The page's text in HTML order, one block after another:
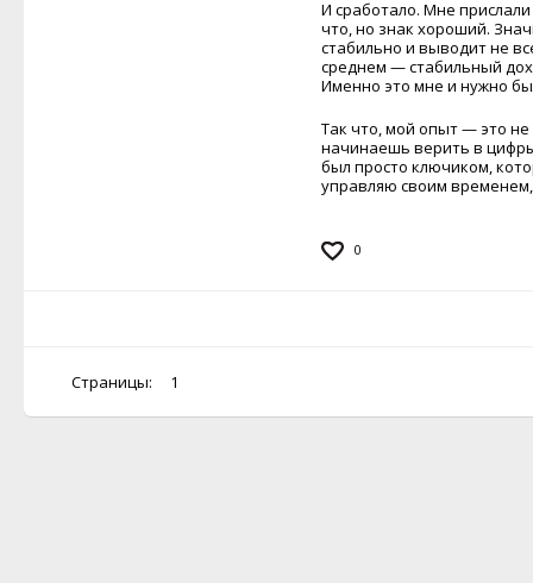
И сработало. Мне
что, но знак хороший.
стабильно и выводит не
среднем — стабильный
Именно это мне и нужно
Так что, мой опыт — это не
начинаешь верить в
был просто ключиком,
управляю своим временем,
0
Страницы: 1